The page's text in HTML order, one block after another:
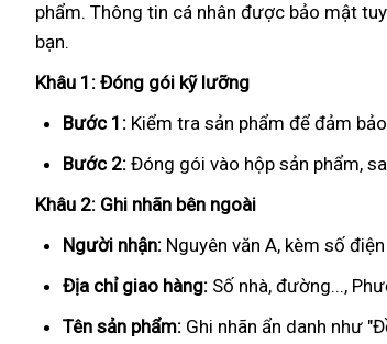
phẩm. Thông tin cá nhân được bảo mật
bạn.
Khâu 1: Đóng gói kỹ lưỡng
Bước 1: Kiểm tra sản phẩm để đảm
Bước 2: Đóng gói vào hộp sản phẩm,
Khâu 2: Ghi nhãn bên ngoài
Người nhận: Nguyên văn A, kèm số
Địa chỉ giao hàng: Số nhà, đường...,
Tên sản phẩm: Ghi nhãn ẩn danh như